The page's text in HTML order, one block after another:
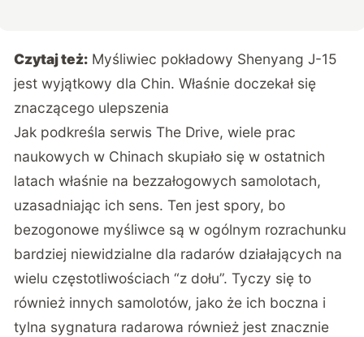
Czytaj też: Myśliwiec pokładowy Shenyang J-15
jest wyjątkowy dla Chin. Właśnie doczekał się
znaczącego ulepszenia
Jak podkreśla serwisThe Drive, wiele prac
naukowych w Chinach skupiało się w ostatnich
latach właśnie na bezzałogowych samolotach,
uzasadniając ich sens. Ten jest spory, bo
bezogonowe myśliwce są w ogólnym rozrachunku
bardziej niewidzialne dla radarów działających na
wielu częstotliwościach “z dołu”. Tyczy się to
również innych samolotów, jako że ich boczna i
tylna sygnatura radarowa również jest znacznie